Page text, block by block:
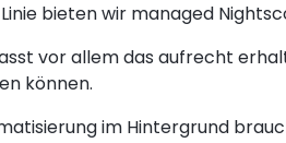
bieten wir managed
vor allem das aufrecht
können.
im Hintergrund